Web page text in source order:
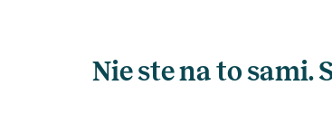
Nie ste na to sami.